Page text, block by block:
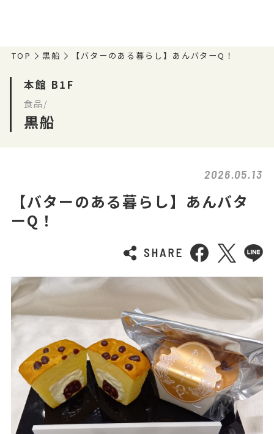
TOP 黒船 【バターのある暮らし】あんバターQ！
本館 B1F
食品/
黒船
2026.05.13
【バターのある暮らし】あんバタ
ーQ！